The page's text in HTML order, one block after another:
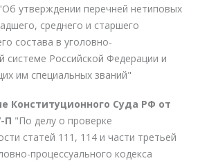
утверждении перечней нетиповых
среднего и старшего
состава в уголовно-
системе Российской Федерации и
им специальных званий"
Конституционного Суда РФ от
П "По делу о проверке
статей 111, 114 и части третьей
процессуального кодекса